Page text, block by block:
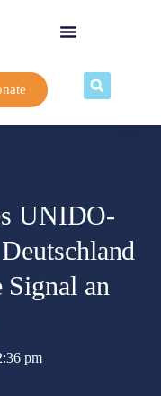
UNIDO-
Signal an
pm